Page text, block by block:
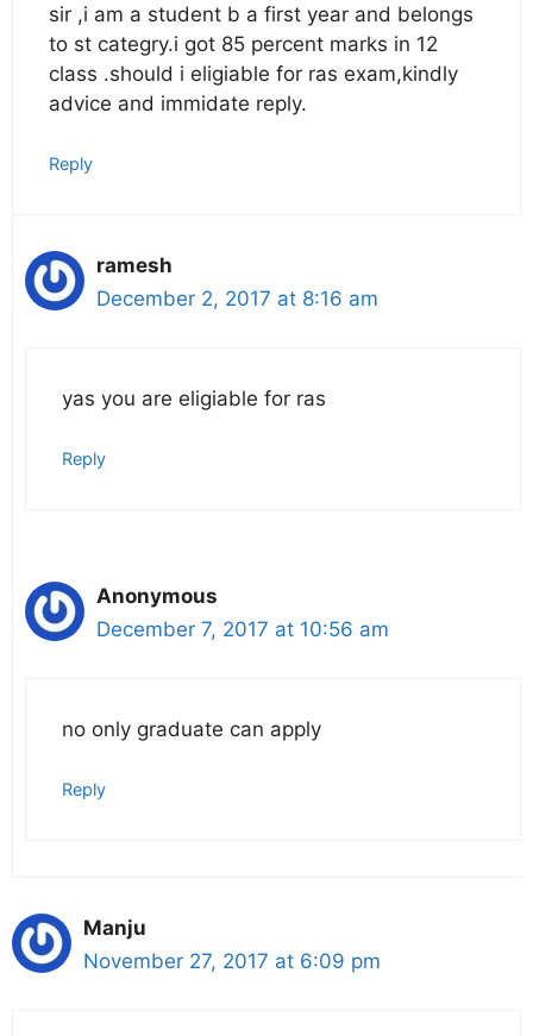
sir ,i am a student b a first year and belongs
to st categry.i got 85 percent marks in 12
class .should i eligiable for ras exam,kindly
advice and immidate reply.
Reply
ramesh
December 2, 2017 at 8:16 am
yas you are eligiable for ras
Reply
Anonymous
December 7, 2017 at 10:56 am
no only graduate can apply
Reply
Manju
November 27, 2017 at 6:09 pm